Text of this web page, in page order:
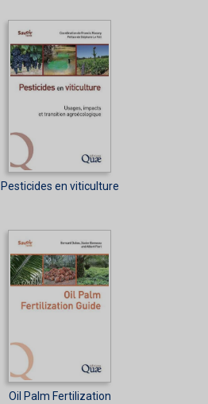
Pesticides en viticulture
Oil Palm Fertilization